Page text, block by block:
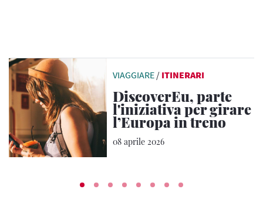
VIAGGIARE / ITINERARI
DiscoverEu, parte
l'iniziativa per girare
l’Europa in treno
08 aprile 2026